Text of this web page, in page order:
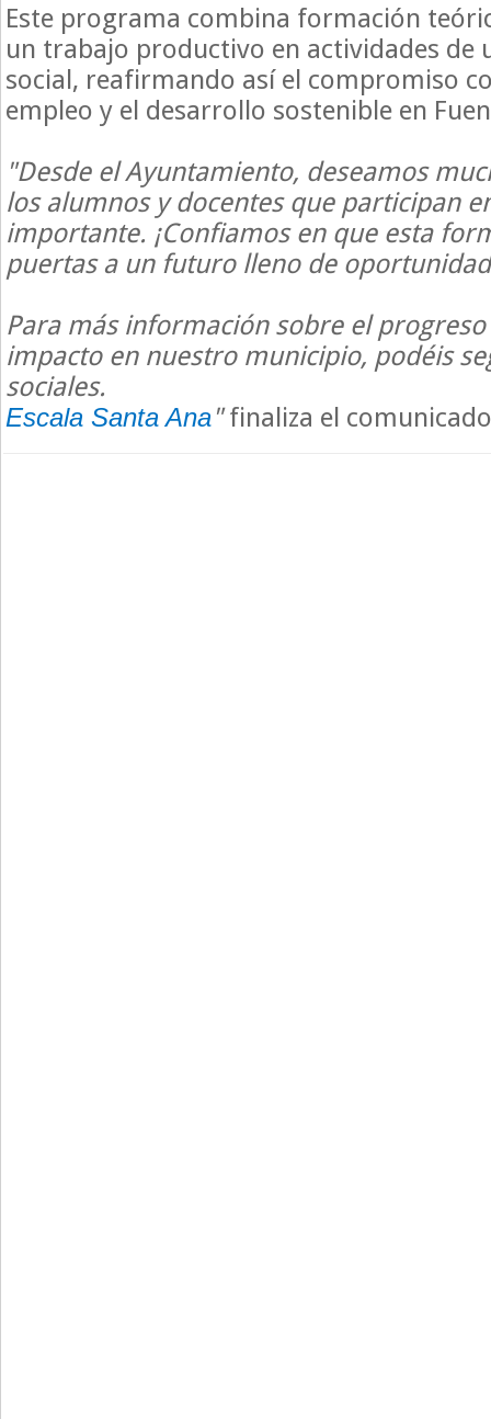
Este programa combina formación
un trabajo productivo en actividades de
social, reafirmando así el compromiso
empleo y el desarrollo sostenible en
"Desde el Ayuntamiento, deseamos
los alumnos y docentes que participan
importante. ¡Confiamos en que esta
puertas a un futuro lleno de
Para más información sobre el
impacto en nuestro municipio, podéis
sociales.
Escala Santa Ana"finaliza el